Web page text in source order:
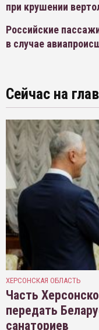
при крушении
Российские
в случае
Сейчас на
ХЕРСОНСКАЯ ОБЛАСТЬ
Часть
передать
санаториев